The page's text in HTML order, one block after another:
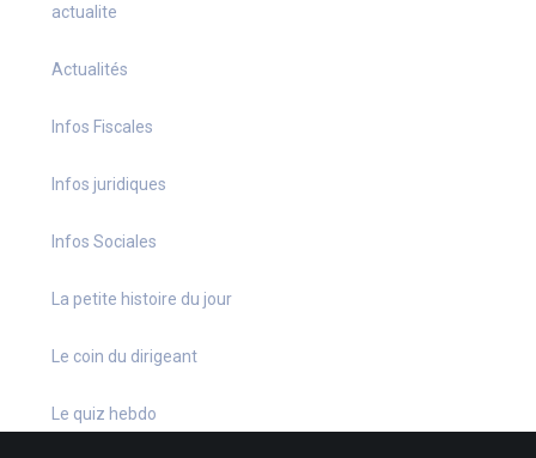
actualite
Actualités
Infos Fiscales
Infos juridiques
Infos Sociales
La petite histoire du jour
Le coin du dirigeant
Le quiz hebdo